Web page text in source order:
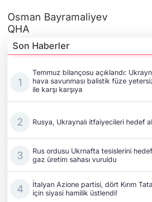
Osman Bayramaliyev
QHA
Son Haberler
Temmuz bilançosu açıklandı:
hava savunması balistik füze
ile karşı karşıya
Rusya, Ukraynalı itfaiyecileri hedef
Rus ordusu Ukrnafta tesislerini
gaz üretim sahası vuruldu
İtalyan Azione partisi, dört Kırım
için siyasi hamilik üstlendi!